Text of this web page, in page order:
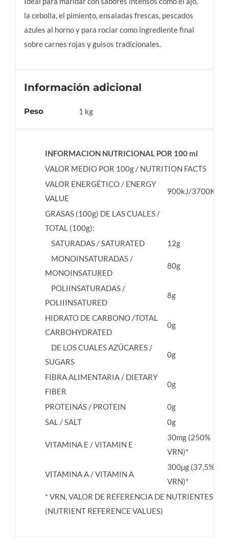
la cebolla, el pimiento, ensaladas frescas, pescados
azules al horno y para rociar como ingrediente final
sobre carnes rojas y guisos tradicionales.
Información adicional
Peso 1 kg
INFORMACION NUTRICIONAL POR 100 ml
VALOR MEDIO POR 100g / NUTRITION FACTS
VALOR ENERGÉTICO / ENERGY
VALUE
900kJ/3700Kcal
GRASAS (100g) DE LAS CUALES /
TOTAL (100g):
SATURADAS / SATURATED
12g
MONOINSATURADAS /
MONOINSATURED
80g
POLIINSATURADAS /
POLIIINSATURED
8g
HIDRATO DE CARBONO /TOTAL
CARBOHYDRATED
0g
DE LOS CUALES AZÚCARES /
SUGARS
0g
FIBRA ALIMENTARIA / DIETARY
FIBER
0g
PROTEINAS / PROTEIN
0g
SAL / SALT
0g
VITAMINA E / VITAMIN E
30mg (250%
VRN)*
VITAMINA A / VITAMIN A
300µg (37,5%
VRN)*
* VRN, VALOR DE REFERENCIA DE NUTRIENTES
(NUTRIENT REFERENCE VALUES)